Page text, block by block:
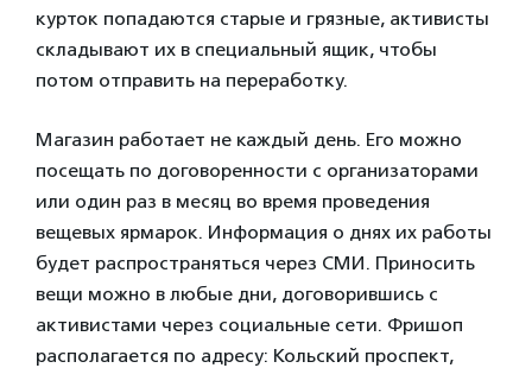
курток попадаются старые и грязные, активисты
складывают их в специальный ящик, чтобы
потом отправить на переработку.
Магазин работает не каждый день. Его можно
посещать по договоренности с организаторами
или один раз в месяц во время проведения
вещевых ярмарок. Информация о днях их работы
будет распространяться через СМИ. Приносить
вещи можно в любые дни, договорившись с
активистами через социальные сети. Фришоп
располагается по адресу: Кольский проспект,